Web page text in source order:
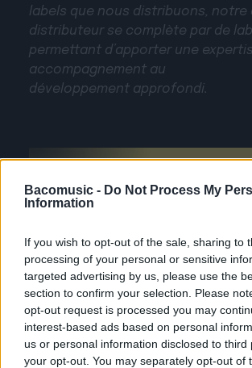
Bacomusic - Do Not Process My
Information
If you wish to opt-out of the sale, sharing to
processing of your personal or sensitive
targeted advertising by us, please use the
section to confirm your selection. Please
opt-out request is processed you may
interest-based ads based on personal
us or personal information disclosed to third
your opt-out. You may separately opt-out of
labels que nous distribuons, notre
distributeur se complète par de
permettant d’apporter une
accompagnement au
développement approfondi.